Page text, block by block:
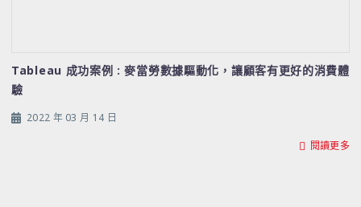
Tableau 成功案例 : 麥當勞數據驅動化，讓顧客有更好的消費體
驗
2022 年 03 月 14 日
閱讀更多